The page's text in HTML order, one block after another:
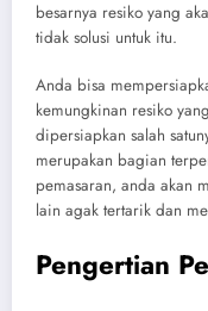
besarnya resiko yang
tidak solusi untuk itu.
Anda bisa
kemungkinan resiko
dipersiapkan salah
merupakan bagian
pemasaran, anda akan
lain agak tertarik dan
Pengertian